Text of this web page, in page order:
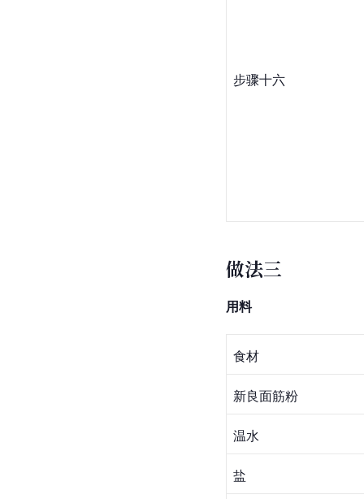
步骤十六
做法三
用料
食材
新良面筋粉
温水
盐